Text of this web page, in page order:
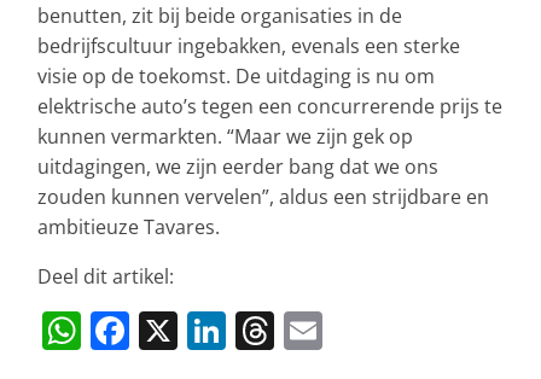
benutten, zit bij beide organisaties in de
bedrijfscultuur ingebakken, evenals een sterke
visie op de toekomst. De uitdaging is nu om
elektrische auto’s tegen een concurrerende prijs te
kunnen vermarkten. “Maar we zijn gek op
uitdagingen, we zijn eerder bang dat we ons
zouden kunnen vervelen”, aldus een strijdbare en
ambitieuze Tavares.
Deel dit artikel:
W F X Li T